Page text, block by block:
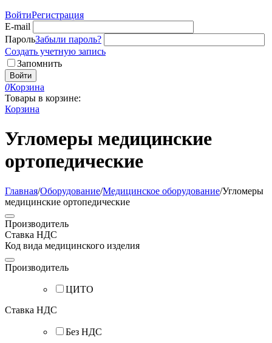
ВойтиРегистрация
E-mail
ПарольЗабыли пароль?
Создать учетную запись
Запомнить
Войти
0Корзина
Товары в корзине:
Корзина
Угломеры медицинские
ортопедические
Главная/Оборудование/Медицинское оборудование/Угломеры
медицинские ортопедические
Производитель
Ставка НДС
Код вида медицинского изделия
Производитель
ЦИТО
Ставка НДС
Без НДС